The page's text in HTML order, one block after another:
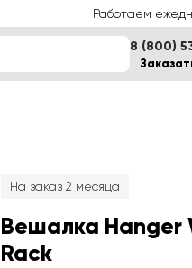
Работаем
8 (800)
На заказ 2 месяца
Вешалка Hanger
Rack